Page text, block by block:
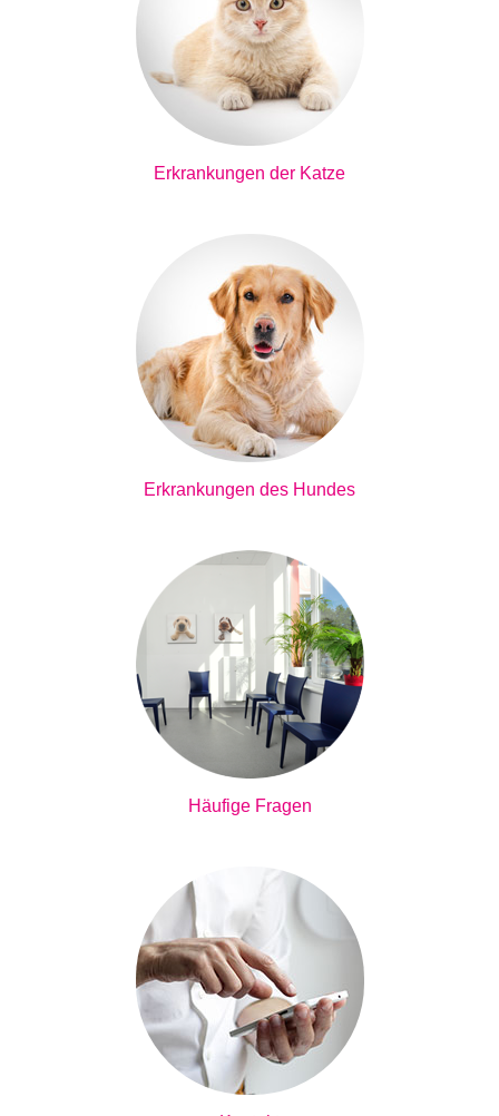
Erkrankungen der Katze
Erkrankungen des Hundes
Häufige Fragen